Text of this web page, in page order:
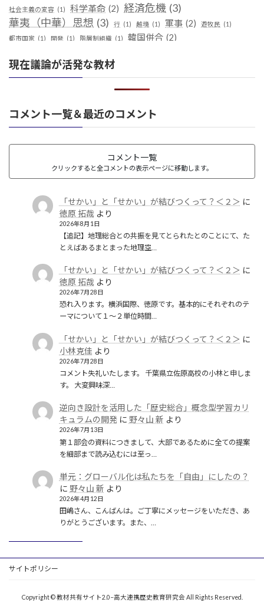
社会主義の変容 (1) 科学革命 (2) 経済危機 (3)
華夷（中華）思想 (3) 行 (1) 越境 (1) 軍事 (2) 遊牧民 (1)
都市国家 (1) 開発 (1) 階層制組織 (1) 韓国併合 (2)
現在議論が活発な教材
コメント一覧＆最近のコメント
コメント一覧
クリックすると全コメントの表示ページに移動します。
「せかい」と「せかい」が結びつくって？＜２＞ に
徳原 拓哉 より
2026年8月1日
【追記】地理総合との共振を見てとられたとのことにて、た
とえばあるまとまった地理空…
「せかい」と「せかい」が結びつくって？＜２＞ に
徳原 拓哉 より
2026年7月28日
恐れ入ります。横浜国際、徳原です。基本的にそれぞれのテ
ーマについて１〜２単位時間…
「せかい」と「せかい」が結びつくって？＜２＞ に
小林克佳 より
2026年7月28日
コメント失礼いたします。 千葉県立佐原高校の小林と申しま
す。 大変興味深…
逆向き設計を活用した「歴史総合」概念型学習カリ
キュラムの開発に 野々山 新 より
2026年7月13日
第１部会の資料につきまして、大部であるために全ての提案
を細部まで読み込むには至っ…
単元：グローバル化は私たちを「自由」にしたの？
に 野々山 新 より
2026年4月12日
田嶋さん、こんばんは。ご丁寧にメッセージをいただき、あ
りがとうございます。また、…
サイトポリシー
Copyright © 教材共有サイト2.0−高大連携歴史教育研究会 All Rights Reserved.